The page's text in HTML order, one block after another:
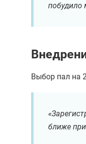
побудило
Выбор пал на
ближе